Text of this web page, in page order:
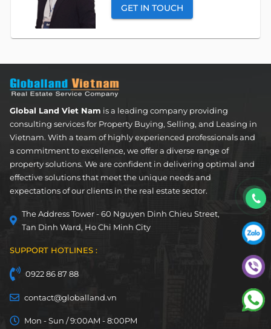
GET IN TOUCH
Global Land Viet Nam is a leading company providing
consulting services for Property Buying, Selling, and Leasing in
Vietnam. With a team of highly experienced professionals and
a commitment to excellence, we offer a diverse range of
property solutions. We are confident in delivering optimal and
effective solutions that meet the unique needs and
expectations of our clients in the real estate sector.
The Address Tower - 60 Nguyen Dinh Chieu Street,
Tan Dinh Ward, Ho Chi Minh City
SUPPORT HOTLINES :
0922 86 87 88
contact@globalland.vn
Mon - Sun / 9:00AM - 8:00PM